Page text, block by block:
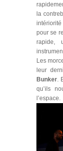
la
intériorité
pour se
rapide,
Les
leur
Bunker.
qu’ils
l’espace.